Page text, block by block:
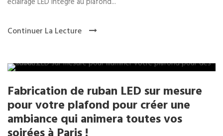
Continuer La Lecture
Fabrication de ruban LED sur mesure
pour votre plafond pour créer une
ambiance qui animera toutes vos